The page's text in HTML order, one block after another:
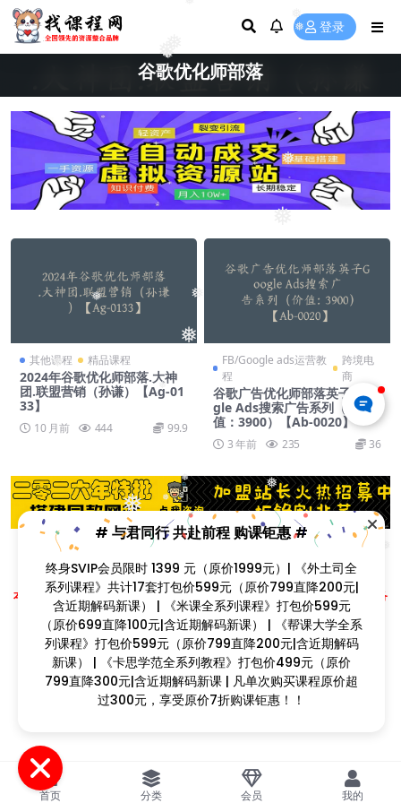
❅
❅ ❅
❅
❅
❅
❅
❅
❅
❅
❅
❅
❅
❅
❅
❅
❅
❅❅
❅
❅
❅ 登录
谷歌优化师部落
其他课程 精品课程
2024年谷歌优化师部落.大神
团.联盟营销（孙谦）【Ag-01
33】
10 月前 444 99.9
FB/Google ads运营教
程
跨境电
商
谷歌广告优化师部落英子Goo
gle Ads搜索广告系列（价
值：3900）【Ab-0020】
3 年前 235 36
Copyright © 2023找课程网- All rights reserved
本站支持课程资源互换，优质课程资源互换请联系微信在线客服：zkcw598 (备
注：课程互换)
闽ICP备2022077749号
首页 分类 会员 我的
# 与君同行 共赴前程 购课钜惠 #
终身SVIP会员限时 1399 元（原价1999元）| 《外土司全
系列课程》共计17套打包价599元（原价799直降200元|
含近期解码新课） | 《米课全系列课程》打包价599元
（原价699直降100元|含近期解码新课） | 《帮课大学全系
列课程》打包价599元（原价799直降200元|含近期解码
新课） | 《卡思学范全系列教程》打包价499元（原价
799直降300元|含近期解码新课 | 凡单次购买课程原价超
过300元，享受原价7折购课钜惠！！